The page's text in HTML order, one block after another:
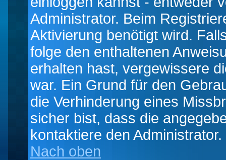
Administrator. Beim
Aktivierung benötigt wird.
folge den enthaltenen
erhalten hast, vergewissere
war. Ein Grund für den
die Verhinderung eines
sicher bist, dass die
kontaktiere den Administrator.
Nach oben